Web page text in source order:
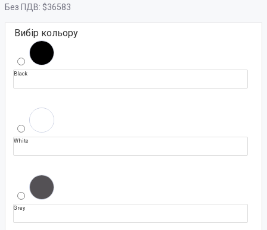
Без ПДВ: $36583
Вибір кольору
Black
White
Grey